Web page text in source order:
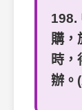
198.
購，
時，
辦。